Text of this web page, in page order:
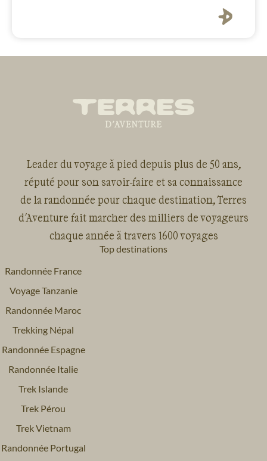
Leader du voyage à pied depuis plus de 50 ans,
réputé pour son savoir-faire et sa connaissance
de la randonnée pour chaque destination, Terres
d'Aventure fait marcher des milliers de voyageurs
chaque année à travers 1600 voyages
Top destinations
Randonnée France
Voyage Tanzanie
Randonnée Maroc
Trekking Népal
Randonnée Espagne
Randonnée Italie
Trek Islande
Trek Pérou
Trek Vietnam
Randonnée Portugal